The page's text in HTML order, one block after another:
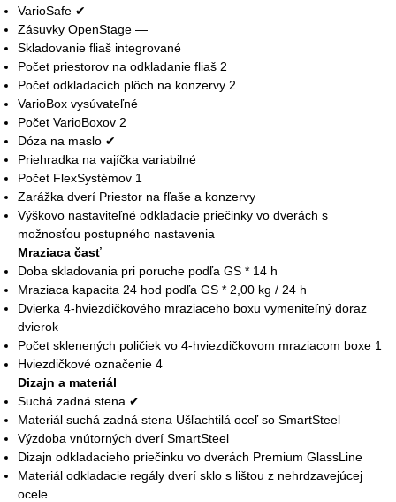
VarioSafe ✔
Zásuvky OpenStage —
Skladovanie fliaš integrované
Počet priestorov na odkladanie fliaš 2
Počet odkladacích plôch na konzervy 2
VarioBox vysúvateľné
Počet VarioBoxov 2
Dóza na maslo ✔
Priehradka na vajíčka variabilné
Počet FlexSystémov 1
Zarážka dverí Priestor na fľaše a konzervy
Výškovo nastaviteľné odkladacie priečinky vo dverách s
možnosťou postupného nastavenia
Mraziaca časť
Doba skladovania pri poruche podľa GS * 14 h
Mraziaca kapacita 24 hod podľa GS * 2,00 kg / 24 h
Dvierka 4-hviezdičkového mraziaceho boxu vymeniteľný doraz
dvierok
Počet sklenených poličiek vo 4-hviezdičkovom mraziacom boxe 1
Hviezdičkové označenie 4
Dizajn a materiál
Suchá zadná stena ✔
Materiál suchá zadná stena Ušľachtilá oceľ so SmartSteel
Výzdoba vnútorných dverí SmartSteel
Dizajn odkladacieho priečinku vo dverách Premium GlassLine
Materiál odkladacie regály dverí sklo s lištou z nehrdzavejúcej
ocele